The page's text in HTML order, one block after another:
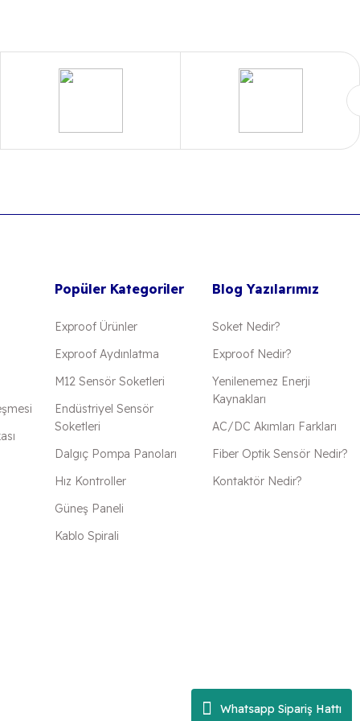
Whatsapp Sipariş Hattı
Popüler Kategoriler
Exproof Ürünler
Exproof Aydınlatma
M12 Sensör Soketleri
Endüstriyel Sensör
Soketleri
Dalgıç Pompa Panoları
Hız Kontroller
Güneş Paneli
Kablo Spirali
Blog Yazılarımız
Soket Nedir?
Exproof Nedir?
Yenilenemez Enerji
Kaynakları
AC/DC Akımları Farkları
Fiber Optik Sensör Nedir?
Kontaktör Nedir?